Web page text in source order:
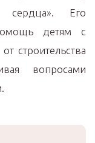
сердца». Его
детям с
строительства
вопросами